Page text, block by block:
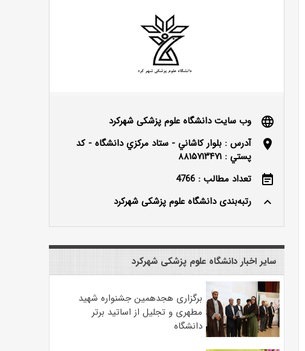
language
وب سایت دانشگاه علوم پزشکی شهرکرد
location_on
آدرس : بلوار كاشاني - ستاد مركزي دانشگاه - كد
پستي : ۸۸۱۵۷۱۳۴۷۱
event_note
تعداد مطالب : 4766
keyboard_arrow_up
رتبه‌بندی دانشگاه علوم پزشکی شهرکرد
سایر اخبار دانشگاه علوم پزشکی شهرکرد
برگزاری هجدهمین جشنواره شهید
مطهری و تجلیل از اساتید برتر
دانشگاه